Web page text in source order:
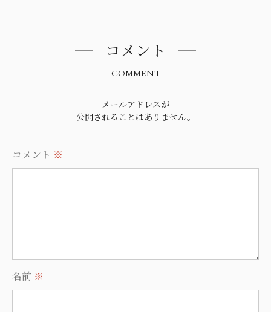
コメント
COMMENT
メールアドレスが
公開されることはありません。
コメント ※
名前 ※